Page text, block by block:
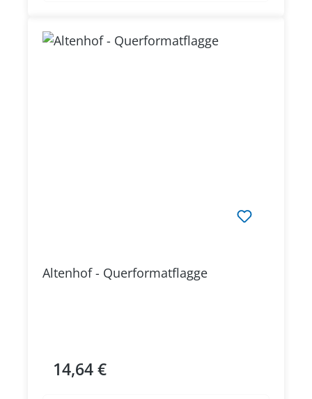
Altenhof - Querformatflagge
Regulärer Preis:
14,64 €